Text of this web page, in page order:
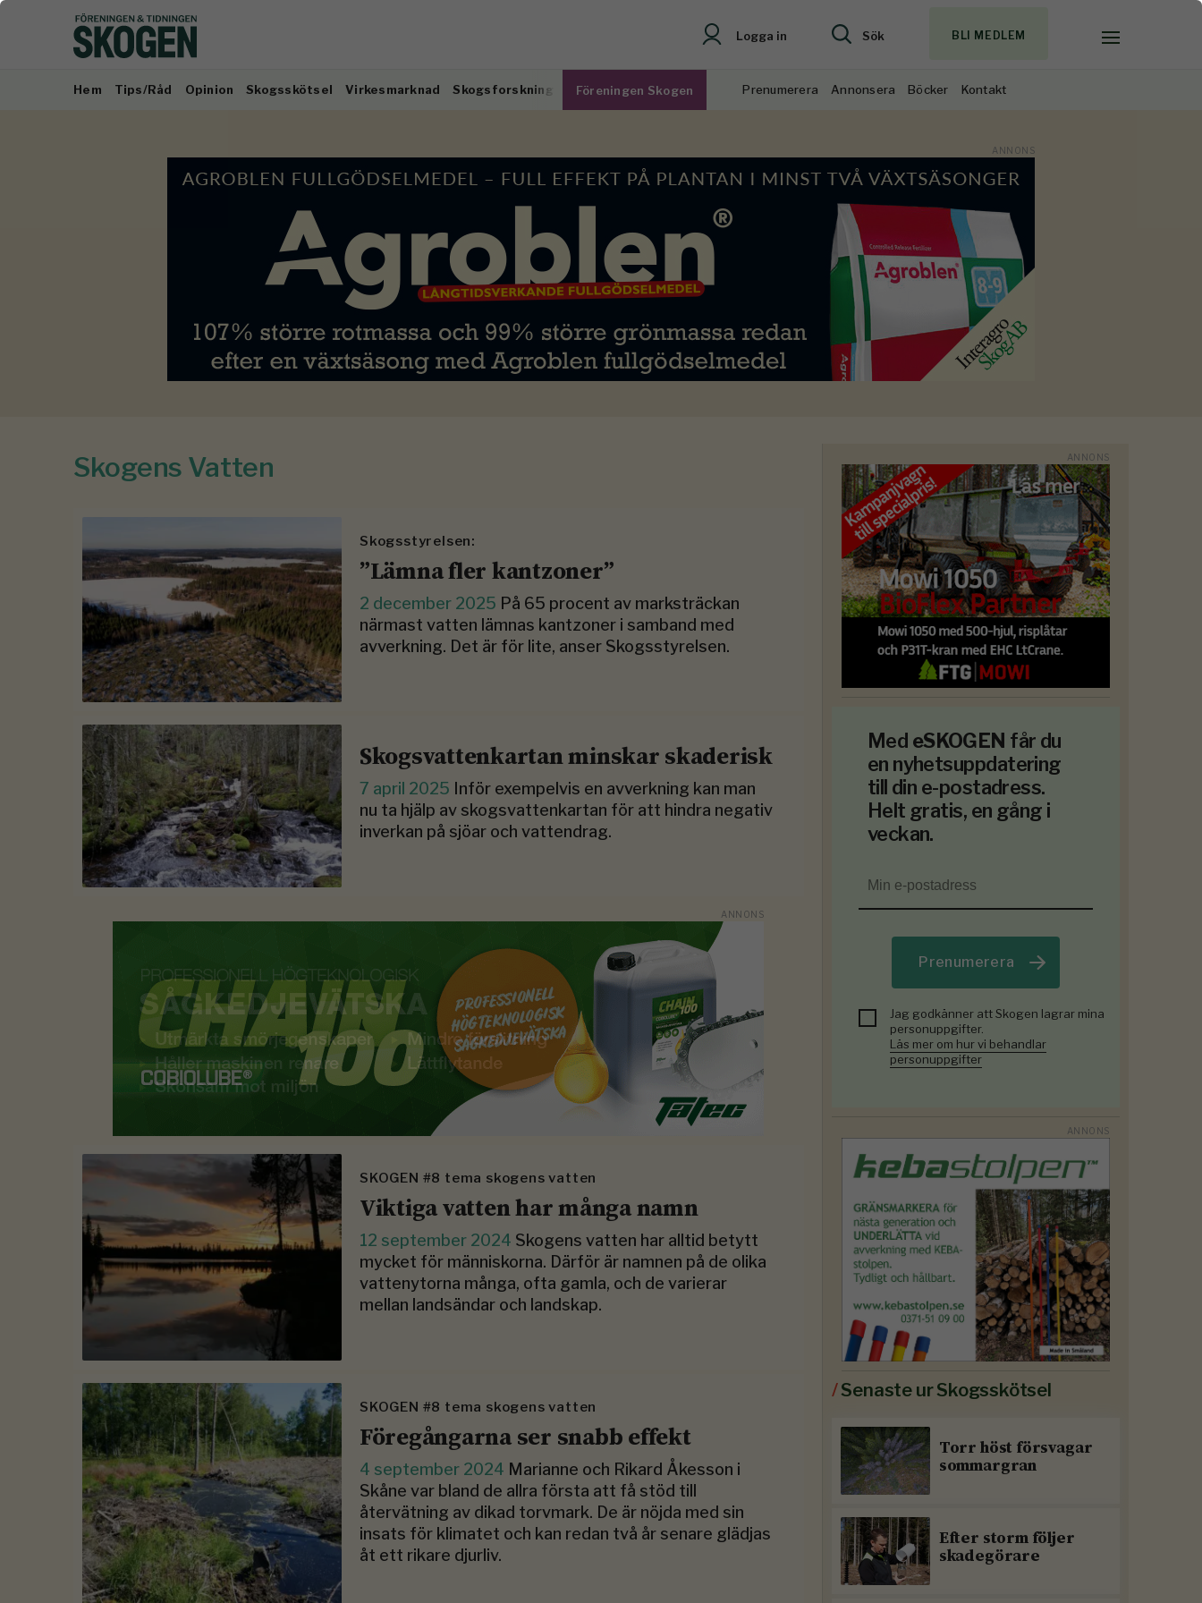
Logga in Sök BLI MEDLEM
Hem Tips/Råd Opinion Skogsskötsel Virkesmarknad Skogsforskning Föreningen Skogen Prenumerera Annonsera Böcker Kontakt
Skogens Vatten
Skogsstyrelsen:
”Lämna fler kantzoner”
2 december 2025 På 65 procent av marksträckan
närmast vatten lämnas kantzoner i samband med
avverkning. Det är för lite, anser Skogsstyrelsen.
Skogsvattenkartan minskar skaderisk
7 april 2025 Inför exempelvis en avverkning kan man
nu ta hjälp av skogsvattenkartan för att hindra negativ
inverkan på sjöar och vattendrag.
SKOGEN #8 tema skogens vatten
Viktiga vatten har många namn
12 september 2024 Skogens vatten har alltid betytt
mycket för människorna. Därför är namnen på de olika
vattenytorna många, ofta gamla, och de varierar
mellan landsändar och landskap.
SKOGEN #8 tema skogens vatten
Föregångarna ser snabb effekt
4 september 2024 Marianne och Rikard Åkesson i
Skåne var bland de allra första att få stöd till
återvätning av dikad torvmark. De är nöjda med sin
insats för klimatet och kan redan två år senare glädjas
åt ett rikare djurliv.
Med eSKOGEN får du
en nyhetsuppdatering
till din e-postadress.
Helt gratis, en gång i
veckan.
Prenumerera
Jag godkänner att Skogen lagrar mina
personuppgifter.
Läs mer om hur vi behandlar
personuppgifter
/Senaste ur Skogsskötsel
Torr höst försvagar
sommargran
Efter storm följer
skadegörare